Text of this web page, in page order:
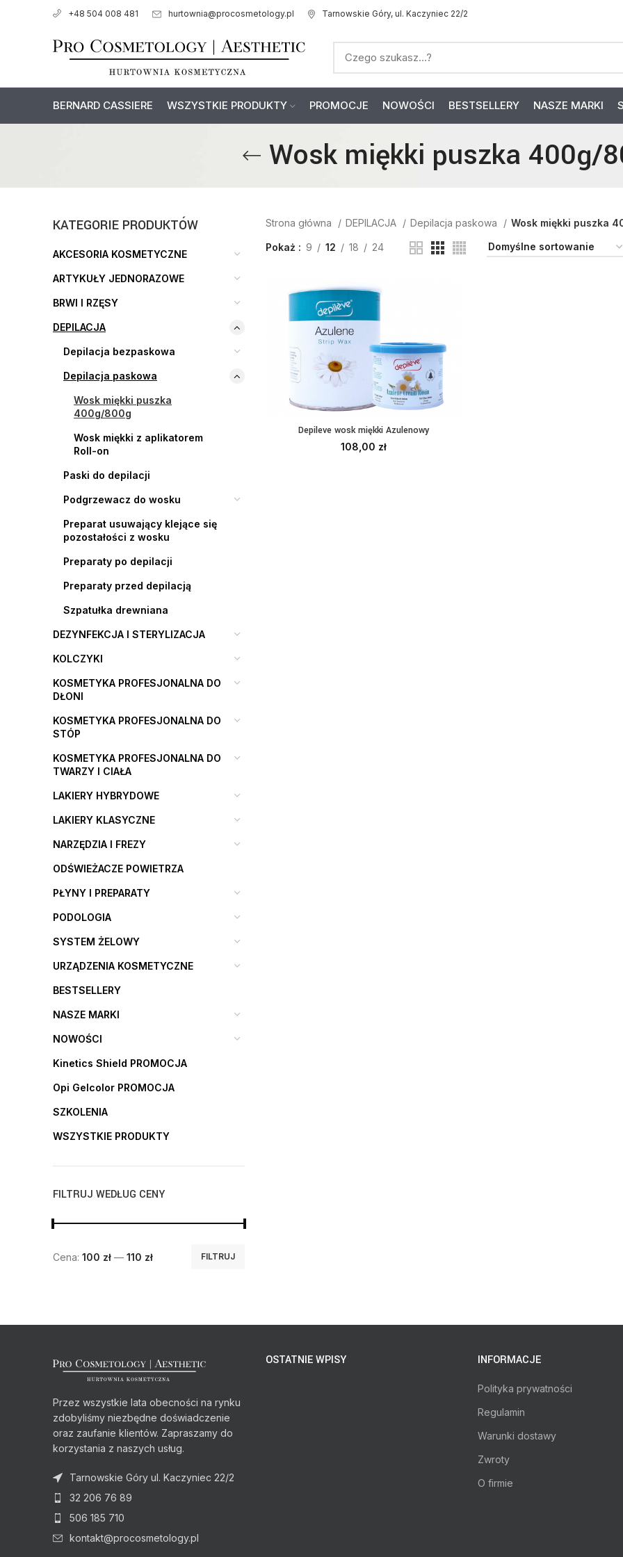
+48 504 008 481 hurtownia@procosmetology.pl Tarnowskie Góry, ul. Kaczyniec 22/2
BERNARD CASSIERE WSZYSTKIE PRODUKTY PROMOCJE NOWOŚCI BESTSELLERY NASZE MARKI
Wosk miękki puszka 400g/
KATEGORIE PRODUKTÓW
AKCESORIA KOSMETYCZNE
ARTYKUŁY JEDNORAZOWE
BRWI I RZĘSY
DEPILACJA
Depilacja bezpaskowa
Depilacja paskowa
Wosk miękki puszka
400g/800g
Wosk miękki z aplikatorem
Roll-on
Paski do depilacji
Podgrzewacz do wosku
Preparat usuwający klejące się
pozostałości z wosku
Preparaty po depilacji
Preparaty przed depilacją
Szpatułka drewniana
DEZYNFEKCJA I STERYLIZACJA
KOLCZYKI
KOSMETYKA PROFESJONALNA DO
DŁONI
KOSMETYKA PROFESJONALNA DO
STÓP
KOSMETYKA PROFESJONALNA DO
TWARZY I CIAŁA
LAKIERY HYBRYDOWE
LAKIERY KLASYCZNE
NARZĘDZIA I FREZY
ODŚWIEŻACZE POWIETRZA
PŁYNY I PREPARATY
PODOLOGIA
SYSTEM ŻELOWY
URZĄDZENIA KOSMETYCZNE
BESTSELLERY
NASZE MARKI
NOWOŚCI
Kinetics Shield PROMOCJA
Opi Gelcolor PROMOCJA
SZKOLENIA
WSZYSTKIE PRODUKTY
FILTRUJ WEDŁUG CENY
FILTRUJ
Cena: 100 zł — 110 zł
Strona główna DEPILACJA Depilacja paskowa Wosk miękki puszka
Pokaż 9 12 18 24
WYBIERZ OPCJE
Depileve wosk miękki Azulenowy
108,00 zł
Przez wszystkie lata obecności na rynku
zdobyliśmy niezbędne doświadczenie
oraz zaufanie klientów. Zapraszamy do
korzystania z naszych usług.
Tarnowskie Góry ul. Kaczyniec 22/2
32 206 76 89
506 185 710
kontakt@procosmetology.pl
OSTATNIE WPISY INFORMACJE
Polityka prywatności
Regulamin
Warunki dostawy
Zwroty
O firmie